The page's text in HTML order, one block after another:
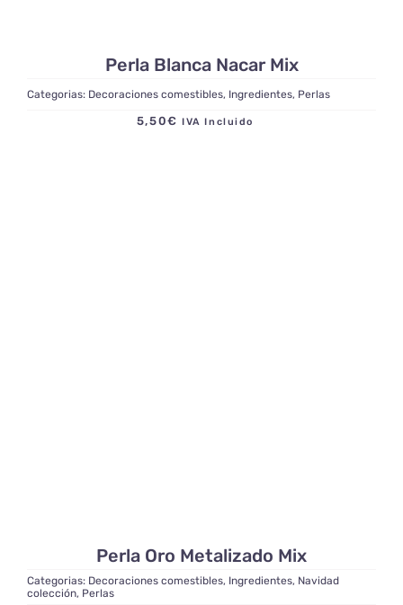
Perla Blanca Nacar Mix
Categorias: Decoraciones comestibles, Ingredientes, Perlas
5,50€ IVA Incluido
Perla Oro Metalizado Mix
Categorias: Decoraciones comestibles, Ingredientes, Navidad
colección, Perlas